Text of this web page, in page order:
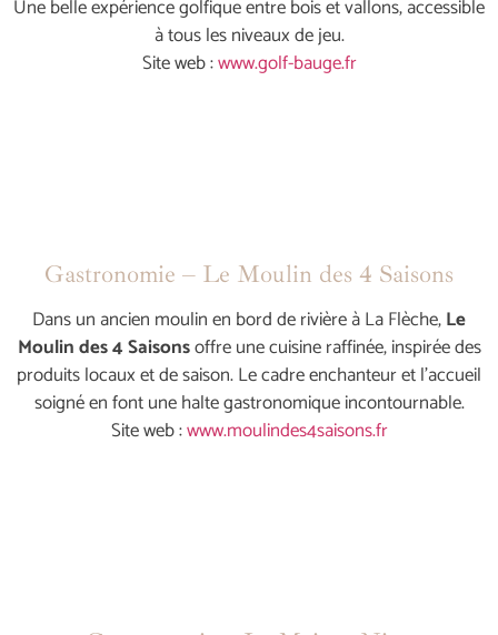
Une belle expérience golfique entre bois et vallons, accessible
à tous les niveaux de jeu.
Site web :www.golf-bauge.fr
Gastronomie – Le Moulin des 4 Saisons
Dans un ancien moulin en bord de rivière à La Flèche,Le
Moulin des 4 Saisonsoffre une cuisine raffinée, inspirée des
produits locaux et de saison. Le cadre enchanteur et l’accueil
soigné en font une halte gastronomique incontournable.
Site web :www.moulindes4saisons.fr